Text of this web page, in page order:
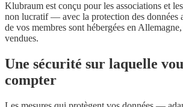
Klubraum est conçu pour les associations et
non lucratif — avec la protection des données
de vos membres sont hébergées en
vendues.
Une sécurité sur laquelle
compter